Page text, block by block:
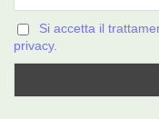
Si accetta il
privacy.